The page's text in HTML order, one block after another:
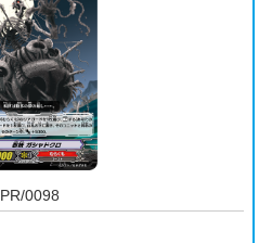
PR/0098